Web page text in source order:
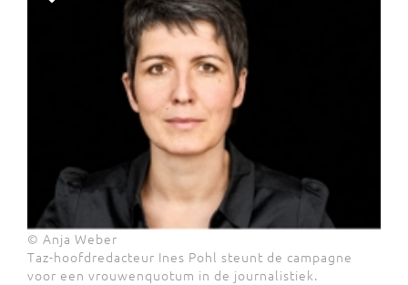
© Anja Weber
Taz-hoofdredacteur Ines Pohl steunt de campagne
voor een vrouwenquotum in de journalistiek.